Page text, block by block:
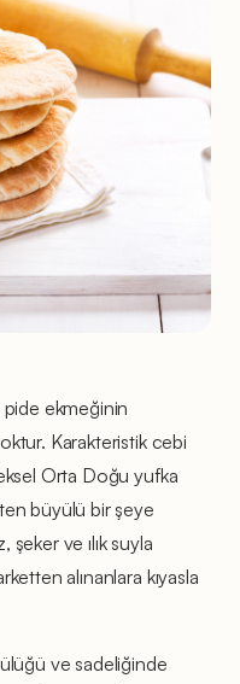
pide ekmeğinin
Karakteristik cebi
Orta Doğu yufka
büyülü bir şeye
ve ılık suyla
alınanlara kıyasla
ve sadeliğinde